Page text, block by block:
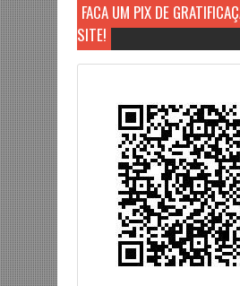
FAÇA UM PIX DE
SITE!